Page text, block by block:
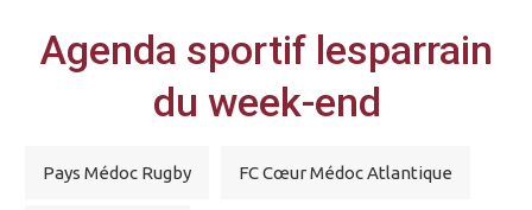
Agenda sportif lesparrain
du week-end
Pays Médoc Rugby FC Cœur Médoc Atlantique